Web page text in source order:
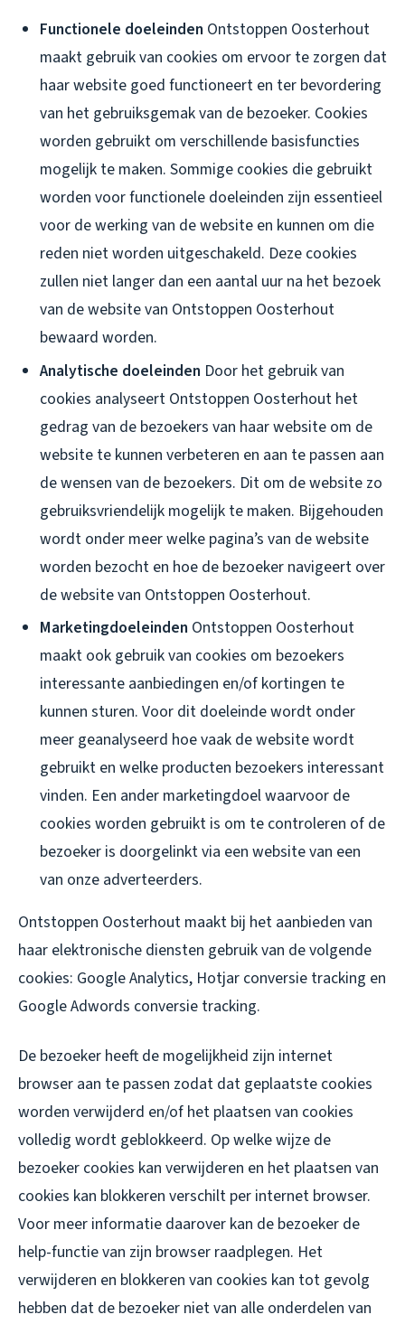
Functionele doeleinden Ontstoppen Oosterhout
maakt gebruik van cookies om ervoor te zorgen dat
haar website goed functioneert en ter bevordering
van het gebruiksgemak van de bezoeker. Cookies
worden gebruikt om verschillende basisfuncties
mogelijk te maken. Sommige cookies die gebruikt
worden voor functionele doeleinden zijn essentieel
voor de werking van de website en kunnen om die
reden niet worden uitgeschakeld. Deze cookies
zullen niet langer dan een aantal uur na het bezoek
van de website van Ontstoppen Oosterhout
bewaard worden.
Analytische doeleinden Door het gebruik van
cookies analyseert Ontstoppen Oosterhout het
gedrag van de bezoekers van haar website om de
website te kunnen verbeteren en aan te passen aan
de wensen van de bezoekers. Dit om de website zo
gebruiksvriendelijk mogelijk te maken. Bijgehouden
wordt onder meer welke pagina’s van de website
worden bezocht en hoe de bezoeker navigeert over
de website van Ontstoppen Oosterhout.
Marketingdoeleinden Ontstoppen Oosterhout
maakt ook gebruik van cookies om bezoekers
interessante aanbiedingen en/of kortingen te
kunnen sturen. Voor dit doeleinde wordt onder
meer geanalyseerd hoe vaak de website wordt
gebruikt en welke producten bezoekers interessant
vinden. Een ander marketingdoel waarvoor de
cookies worden gebruikt is om te controleren of de
bezoeker is doorgelinkt via een website van een
van onze adverteerders.
Ontstoppen Oosterhout maakt bij het aanbieden van
haar elektronische diensten gebruik van de volgende
cookies: Google Analytics, Hotjar conversie tracking en
Google Adwords conversie tracking.
De bezoeker heeft de mogelijkheid zijn internet
browser aan te passen zodat dat geplaatste cookies
worden verwijderd en/of het plaatsen van cookies
volledig wordt geblokkeerd. Op welke wijze de
bezoeker cookies kan verwijderen en het plaatsen van
cookies kan blokkeren verschilt per internet browser.
Voor meer informatie daarover kan de bezoeker de
help-functie van zijn browser raadplegen. Het
verwijderen en blokkeren van cookies kan tot gevolg
hebben dat de bezoeker niet van alle onderdelen van